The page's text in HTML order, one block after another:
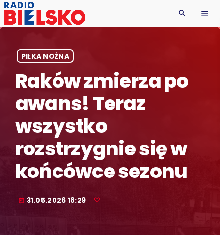
search menu
PIŁKA NOŻNA
Raków zmierza po
awans! Teraz
wszystko
rozstrzygnie się w
końcówce sezonu
today 31.05.2026 18:29